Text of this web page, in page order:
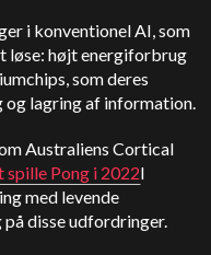
i konventionel AI, som
løse: højt energiforbrug
som deres
lagring af information.
Australiens Cortical
Pong i 2022I
med levende
disse udfordringer.